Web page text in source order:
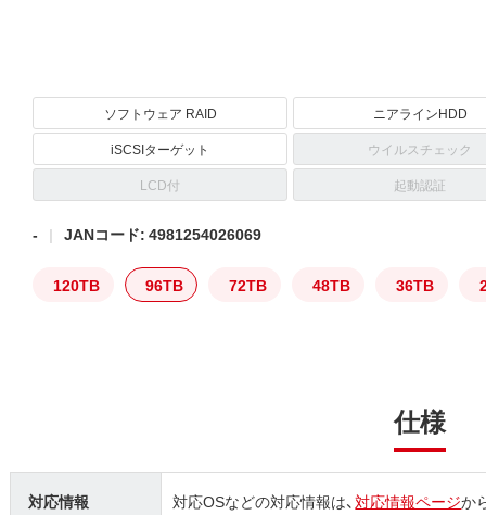
ソフトウェア RAID
ニアラインHDD
iSCSIターゲット
ウイルスチェック
LCD付
起動認証
- JANコード: 4981254026069
120TB 96TB 72TB 48TB 36TB
仕様
対応情報 対応OSなどの対応情報は、対応情報ページか